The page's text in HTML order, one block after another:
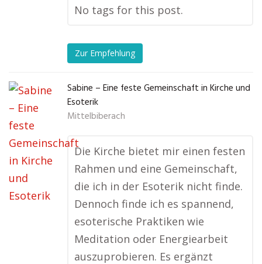
No tags for this post.
Zur Empfehlung
Sabine – Eine feste Gemeinschaft in Kirche und
Esoterik
Mittelbiberach
Die Kirche bietet mir einen festen
Rahmen und eine Gemeinschaft,
die ich in der Esoterik nicht finde.
Dennoch finde ich es spannend,
esoterische Praktiken wie
Meditation oder Energiearbeit
auszuprobieren. Es ergänzt